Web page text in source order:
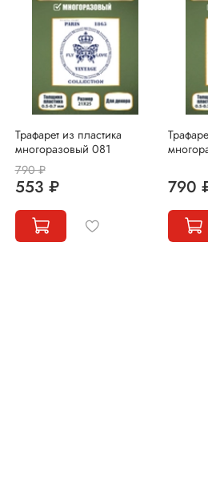
Трафарет из пластика
многоразовый 081
790 ₽
553 ₽ 790